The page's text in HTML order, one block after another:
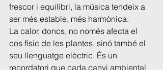
frescor i equilibri, la música tendeix a
ser més estable, més harmònica.
La calor, doncs, no només afecta el
cos físic de les plantes, sinó també el
seu llenguatge elèctric. És un
recordatori que cada canvi ambiental